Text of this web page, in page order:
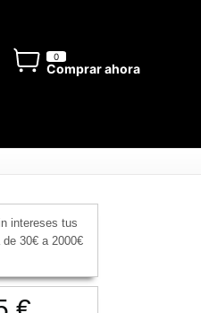
0
Comprar ahora
intereses tus
30€ a 2000€